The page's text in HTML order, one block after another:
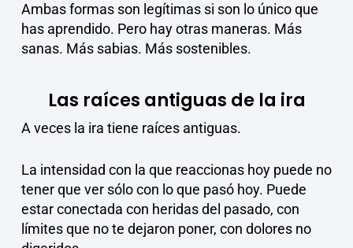
Ambas formas son legítimas si son lo único que
has aprendido. Pero hay otras maneras. Más
sanas. Más sabias. Más sostenibles.
Las raíces antiguas de la ira
A veces la ira tiene raíces antiguas.
La intensidad con la que reaccionas hoy puede no
tener que ver sólo con lo que pasó hoy. Puede
estar conectada con heridas del pasado, con
límites que no te dejaron poner, con dolores no